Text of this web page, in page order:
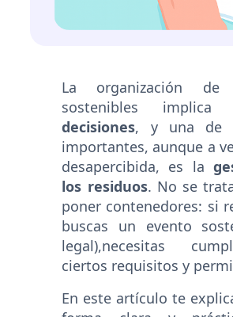
La organización de
sostenibles implica
decisiones, y una de
importantes, aunque a
desapercibida, es la
los residuos. No se
poner contenedores: si
buscas un evento
legal),necesitas
ciertos requisitos y
En este artículo te